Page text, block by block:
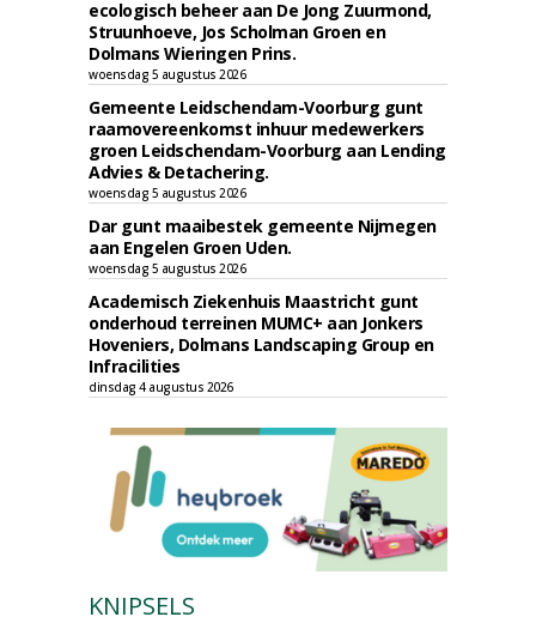
ecologisch beheer aan De Jong Zuurmond,
Struunhoeve, Jos Scholman Groen en
Dolmans Wieringen Prins.
woensdag 5 augustus 2026
Gemeente Leidschendam-Voorburg gunt
raamovereenkomst inhuur medewerkers
groen Leidschendam-Voorburg aan Lending
Advies & Detachering.
woensdag 5 augustus 2026
Dar gunt maaibestek gemeente Nijmegen
aan Engelen Groen Uden.
woensdag 5 augustus 2026
Academisch Ziekenhuis Maastricht gunt
onderhoud terreinen MUMC+ aan Jonkers
Hoveniers, Dolmans Landscaping Group en
Infracilities
dinsdag 4 augustus 2026
KNIPSELS